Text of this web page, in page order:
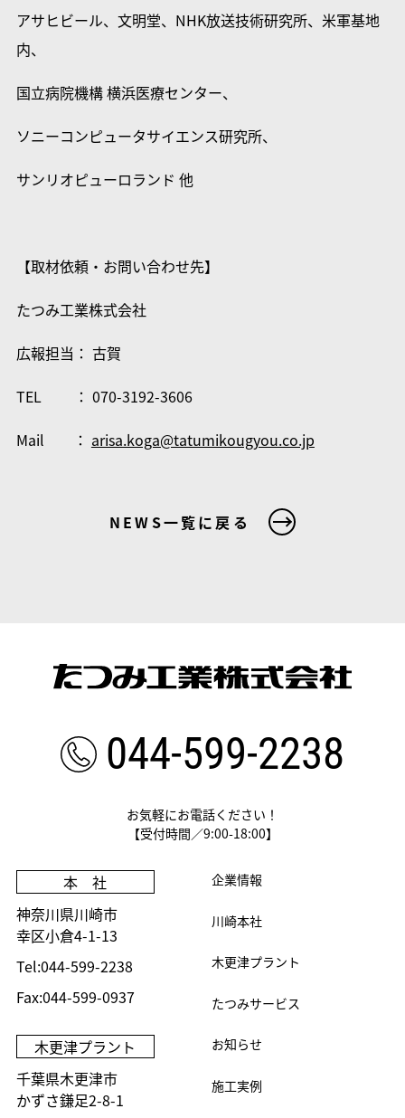
アサヒビール、文明堂、NHK放送技術研究所、米軍基地
内、
国立病院機構 横浜医療センター、
ソニーコンピュータサイエンス研究所、
サンリオピューロランド 他
【取材依頼・お問い合わせ先】
たつみ工業株式会社
広報担当： 古賀
TEL ： 070-3192-3606
Mail ： arisa.koga@tatumikougyou.co.jp
NEWS一覧に戻る
044-599-2238
お気軽にお電話ください！
【受付時間／9:00-18:00】
企業情報
川崎本社
木更津プラント
たつみサービス
お知らせ
施工実例
本 社
神奈川県川崎市
幸区小倉4-1-13
Tel:044-599-2238
Fax:044-599-0937
木更津プラント
千葉県木更津市
かずさ鎌足2-8-1